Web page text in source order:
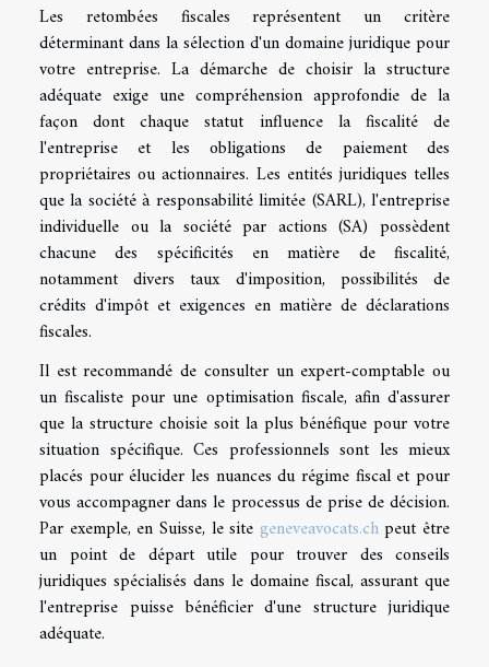
Les retombées fiscales représentent un critère
déterminant dans la sélection d'un domaine juridique pour
votre entreprise. La démarche de choisir la structure
adéquate exige une compréhension approfondie de la
façon dont chaque statut influence la fiscalité de
l'entreprise et les obligations de paiement des
propriétaires ou actionnaires. Les entités juridiques telles
que la société à responsabilité limitée (SARL), l'entreprise
individuelle ou la société par actions (SA) possèdent
chacune des spécificités en matière de fiscalité,
notamment divers taux d'imposition, possibilités de
crédits d'impôt et exigences en matière de déclarations
fiscales.
Il est recommandé de consulter un expert-comptable ou
un fiscaliste pour une optimisation fiscale, afin d'assurer
que la structure choisie soit la plus bénéfique pour votre
situation spécifique. Ces professionnels sont les mieux
placés pour élucider les nuances du régime fiscal et pour
vous accompagner dans le processus de prise de décision.
Par exemple, en Suisse, le site geneveavocats.chpeut être
un point de départ utile pour trouver des conseils
juridiques spécialisés dans le domaine fiscal, assurant que
l'entreprise puisse bénéficier d'une structure juridique
adéquate.